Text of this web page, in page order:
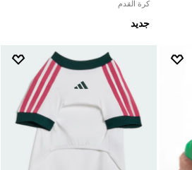
كرة القدم
جديد